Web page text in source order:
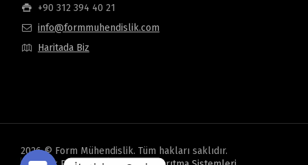
+90 312 394 40 21
info@formmuhendislik.com
Haritada Biz
2026 © Form Mühendislik. Tüm hakları saklıdır.